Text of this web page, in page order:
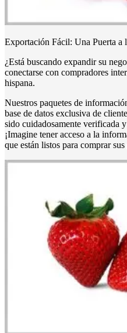
Exportación Fácil: Una Puerta a
¿Está buscando expandir su
conectarse con compradores
hispana.
Nuestros paquetes de
base de datos exclusiva de
sido cuidadosamente verificada
¡Imagine tener acceso a la
que están listos para comprar